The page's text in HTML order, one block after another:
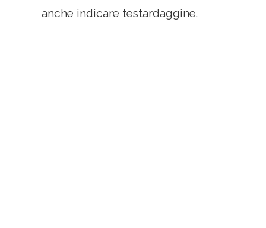
anche indicare testardaggine.